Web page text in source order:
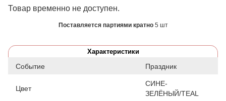
Товар временно не доступен.
Поставляется партиями кратно 5 шт
Характеристики
Событие Праздник
Цвет
СИНЕ-
ЗЕЛЁНЫЙ/TEAL